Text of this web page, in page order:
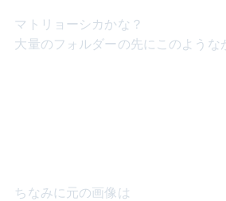
マトリョーシカかな？
大量のフォルダーの先にこのような
ちなみに元の画像は